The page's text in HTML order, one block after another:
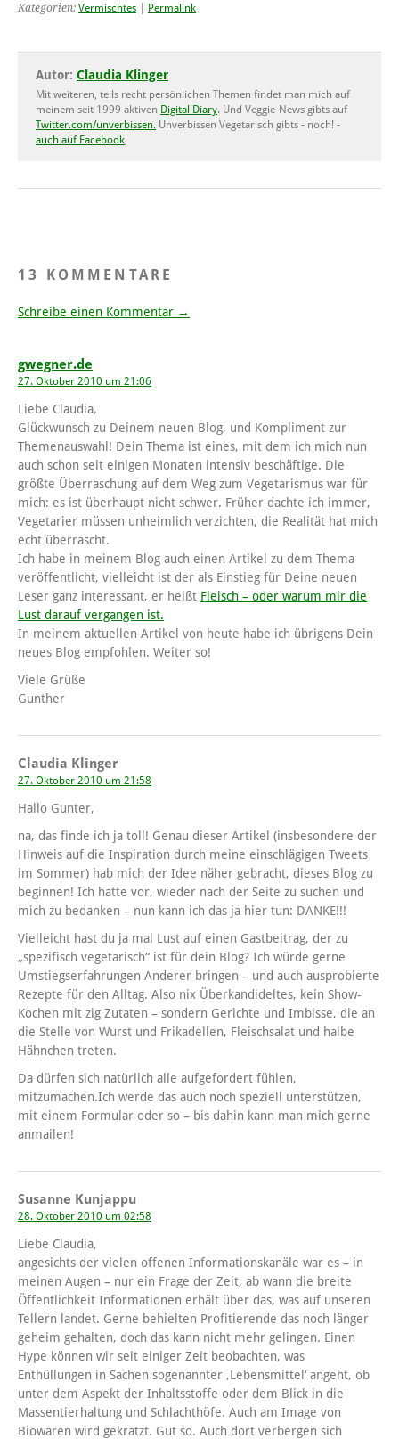
Kategorien: Vermischtes Permalink
Autor: Claudia Klinger
Mit weiteren, teils recht persönlichen Themen findet man mich auf
meinem seit 1999 aktiven Digital Diary. Und Veggie-News gibts auf
Twitter.com/unverbissen. Unverbissen Vegetarisch gibts - noch! -
auch auf Facebook
13 KOMMENTARE
Schreibe einen Kommentar →
gwegner.de
27. Oktober 2010 um 21:06
Liebe Claudia,
Glückwunsch zu Deinem neuen Blog, und Kompliment zur
Themenauswahl! Dein Thema ist eines, mit dem ich mich nun
auch schon seit einigen Monaten intensiv beschäftige. Die
größte Überraschung auf dem Weg zum Vegetarismus war für
mich: es ist überhaupt nicht schwer. Früher dachte ich immer,
Vegetarier müssen unheimlich verzichten, die Realität hat mich
echt überrascht.
Ich habe in meinem Blog auch einen Artikel zu dem Thema
veröffentlicht, vielleicht ist der als Einstieg für Deine neuen
Leser ganz interessant, er heißt Fleisch – oder warum mir die
Lust darauf vergangen ist.
In meinem aktuellen Artikel von heute habe ich übrigens Dein
neues Blog empfohlen. Weiter so!
Viele Grüße
Gunther
Claudia Klinger
27. Oktober 2010 um 21:58
Hallo Gunter,
na, das finde ich ja toll! Genau dieser Artikel (insbesondere der
Hinweis auf die Inspiration durch meine einschlägigen Tweets
im Sommer) hab mich der Idee näher gebracht, dieses Blog zu
beginnen! Ich hatte vor, wieder nach der Seite zu suchen und
mich zu bedanken – nun kann ich das ja hier tun: DANKE!!!
Vielleicht hast du ja mal Lust auf einen Gastbeitrag, der zu
„spezifisch vegetarisch“ ist für dein Blog? Ich würde gerne
Umstiegserfahrungen Anderer bringen – und auch ausprobierte
Rezepte für den Alltag. Also nix Überkandideltes, kein Show-
Kochen mit zig Zutaten – sondern Gerichte und Imbisse, die an
die Stelle von Wurst und Frikadellen, Fleischsalat und halbe
Hähnchen treten.
Da dürfen sich natürlich alle aufgefordert fühlen,
mitzumachen.Ich werde das auch noch speziell unterstützen,
mit einem Formular oder so – bis dahin kann man mich gerne
anmailen!
Susanne Kunjappu
28. Oktober 2010 um 02:58
Liebe Claudia,
angesichts der vielen offenen Informationskanäle war es – in
meinen Augen – nur ein Frage der Zeit, ab wann die breite
Öffentlichkeit Informationen erhält über das, was auf unseren
Tellern landet. Gerne behielten Profitierende das noch länger
geheim gehalten, doch das kann nicht mehr gelingen. Einen
Hype können wir seit einiger Zeit beobachten, was
Enthüllungen in Sachen sogenannter ‚Lebensmittel‘ angeht, ob
unter dem Aspekt der Inhaltsstoffe oder dem Blick in die
Massentierhaltung und Schlachthöfe. Auch am Image von
Biowaren wird gekratzt. Gut so. Auch dort verbergen sich